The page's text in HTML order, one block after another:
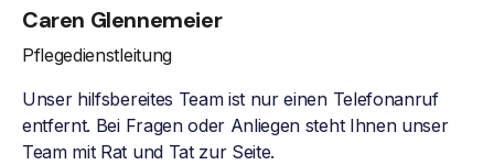
Caren Glennemeier
Pflegedienstleitung
Unser hilfsbereites Team ist nur einen Telefonanruf
entfernt. Bei Fragen oder Anliegen steht Ihnen unser
Team mit Rat und Tat zur Seite.